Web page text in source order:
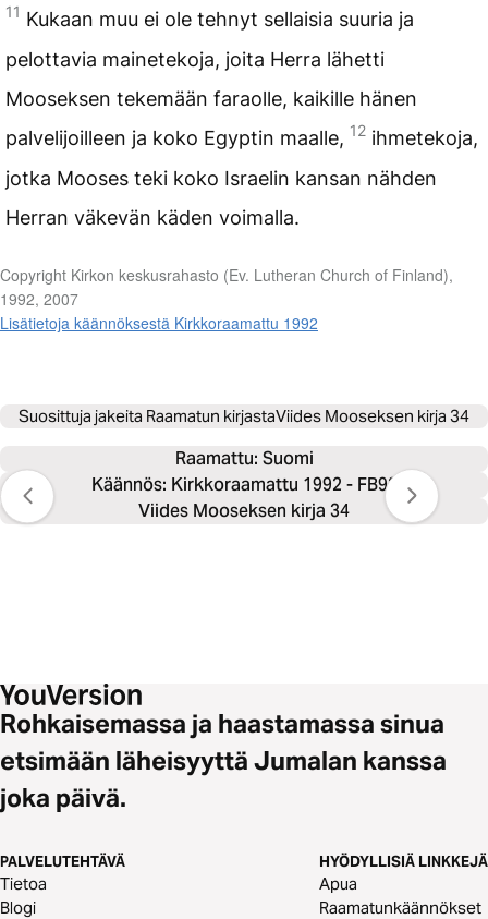
11 Kukaan muu ei ole tehnyt sellaisia suuria ja
pelottavia mainetekoja, joita Herra lähetti
Mooseksen tekemään faraolle, kaikille hänen
palvelijoilleen ja koko Egyptin maalle, 12 ihmetekoja,
jotka Mooses teki koko Israelin kansan nähden
Herran väkevän käden voimalla.
Copyright Kirkon keskusrahasto (Ev. Lutheran Church of Finland),
1992, 2007
Lisätietoja käännöksestä Kirkkoraamattu 1992
Suosittuja jakeita Raamatun kirjastaViides Mooseksen kirja 34
Raamattu: Suomi
Käännös: Kirkkoraamattu 1992 - FB92
Viides Mooseksen kirja 34
Rohkaisemassa ja haastamassa sinua
etsimään läheisyyttä Jumalan kanssa
joka päivä.
PALVELUTEHTÄVÄ
Tietoa
Blogi
HYÖDYLLISIÄ LINKKEJÄ
Apua
Raamatunkäännökset